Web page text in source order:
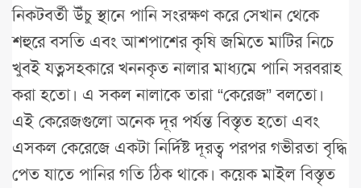
নিকটবর্তী উঁচু স্থানে পানি সংরক্ষণ করে সেখান থেকে
শহুরে বসতি এবং আশপাশের কৃষি জমিতে মাটির নিচে
খুবই যত্নসহকারে খননকৃত নালার মাধ্যমে পানি সরবরাহ
করা হতো। এ সকল নালাকে তারা “কেরেজ” বলতো।
এই কেরেজগুলো অনেক দূর পর্যন্ত বিস্তৃত হতো এবং
এসকল কেরেজে একটা নির্দিষ্ট দূরত্ব পরপর গভীরতা বৃদ্ধি
পেত যাতে পানির গতি ঠিক থাকে। কয়েক মাইল বিস্তৃত